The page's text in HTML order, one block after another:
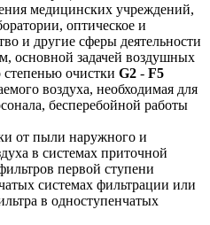
медицинских учреждений,
оптическое и
и другие сферы деятельности
основной задачей воздушных
очистки G2 - F5
воздуха, необходимая для
бесперебойной работы
от пыли наружного и
в системах приточной
первой ступени
системах фильтрации или
в одноступенчатых